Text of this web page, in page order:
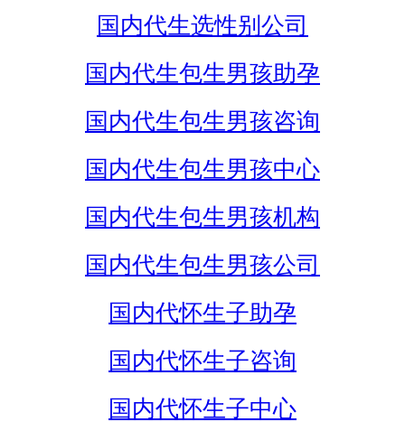
国内代生选性别公司
国内代生包生男孩助孕
国内代生包生男孩咨询
国内代生包生男孩中心
国内代生包生男孩机构
国内代生包生男孩公司
国内代怀生子助孕
国内代怀生子咨询
国内代怀生子中心